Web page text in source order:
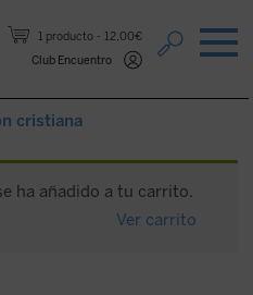
1 producto
12,00€
Club Encuentro
cristiana
ha añadido a tu carrito.
Ver carrito